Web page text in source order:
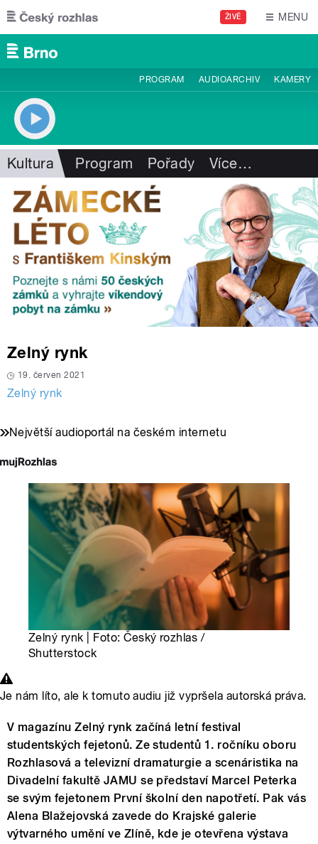
Přejít k hlavnímu obsahu
ŽIVĚ MENU
PROGRAM AUDIOARCHIV KAMERY
Kultura Program Pořady Více…
Zelný rynk
19. červen 2021
Zelný rynk
Největší audioportál na českém internetu
Zelný rynk | Foto: Český rozhlas /
Shutterstock
Je nám líto, ale k tomuto audiu již vypršela autorská práva.
V magazínu Zelný rynk začíná letní festival
studentských fejetonů. Ze studentů 1. ročníku oboru
Rozhlasová a televizní dramaturgie a scenáristika na
Divadelní fakultě JAMU se představí Marcel Peterka
se svým fejetonem První školní den napotřetí. Pak vás
Alena Blažejovská zavede do Krajské galerie
výtvarného umění ve Zlíně, kde je otevřena výstava